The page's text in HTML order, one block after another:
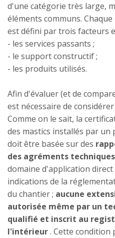
d'une catégorie très large,
éléments communs.
est défini par trois facteurs
- les services passants ;
- le support constructif ;
- les produits utilisés.
Afin d'évaluer (et de
est nécessaire de
Comme on le sait, la
des mastics installés par
doit être basée sur des
des agréments techniques
domaine d'application
indications de la
du chantier ; aucune
autorisée même par un
qualifié et inscrit au
l'intérieur. Cette condition